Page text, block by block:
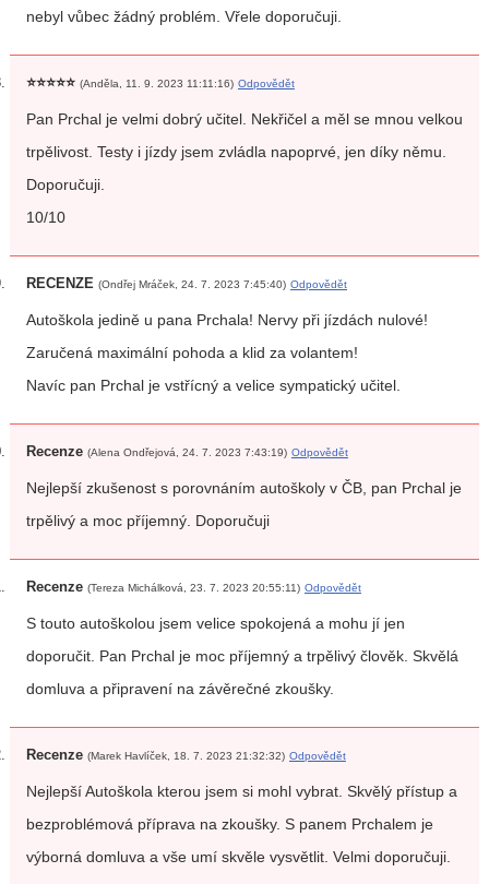
nebyl vůbec žádný problém. Vřele doporučuji.
⭐️⭐️⭐️⭐️⭐️ (Anděla, 11. 9. 2023 11:11:16) Odpovědět
Pan Prchal je velmi dobrý učitel. Nekřičel a měl se mnou velkou
trpělivost. Testy i jízdy jsem zvládla napoprvé, jen díky němu.
Doporučuji.
10/10
RECENZE (Ondřej Mráček, 24. 7. 2023 7:45:40) Odpovědět
Autoškola jedině u pana Prchala! Nervy při jízdách nulové!
Zaručená maximální pohoda a klid za volantem!
Navíc pan Prchal je vstřícný a velice sympatický učitel.
Recenze (Alena Ondřejová, 24. 7. 2023 7:43:19) Odpovědět
Nejlepší zkušenost s porovnáním autoškoly v ČB, pan Prchal je
trpělivý a moc příjemný. Doporučuji
Recenze (Tereza Michálková, 23. 7. 2023 20:55:11) Odpovědět
S touto autoškolou jsem velice spokojená a mohu jí jen
doporučit. Pan Prchal je moc příjemný a trpělivý člověk. Skvělá
domluva a připravení na závěrečné zkoušky.
Recenze (Marek Havlíček, 18. 7. 2023 21:32:32) Odpovědět
Nejlepší Autoškola kterou jsem si mohl vybrat. Skvělý přístup a
bezproblémová příprava na zkoušky. S panem Prchalem je
výborná domluva a vše umí skvěle vysvětlit. Velmi doporučuji.